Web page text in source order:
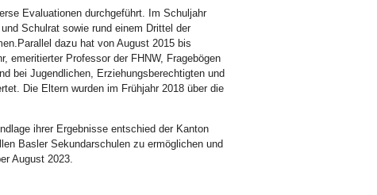
Evaluationen durchgeführt. Im Schuljahr
Schulrat sowie rund einem Drittel der
dazu hat von August 2015 bis
emeritierter Professor der FHNW, Fragebögen
bei Jugendlichen, Erziehungsberechtigten und
Die Eltern wurden im Frühjahr 2018 über die
ihrer Ergebnisse entschied der Kanton
Basler Sekundarschulen zu ermöglichen und
August 2023.